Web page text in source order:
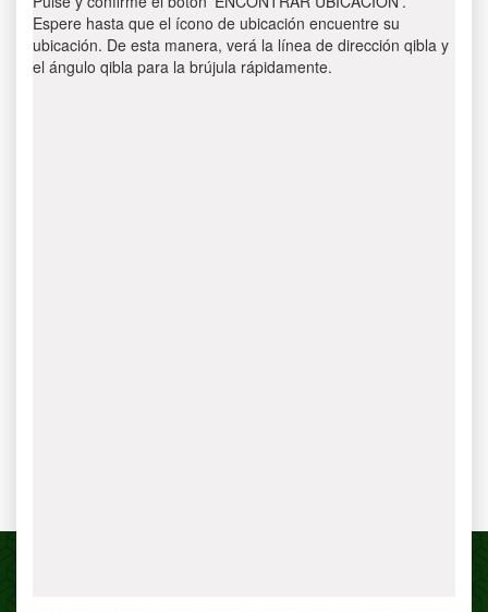
Espere hasta que el ícono de ubicación encuentre su
ubicación. De esta manera, verá la línea de dirección qibla y
el ángulo qibla para la brújula rápidamente.